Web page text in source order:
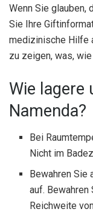
Wenn Sie glauben,
Sie Ihre
medizinische Hilfe
zu zeigen, was,
Wie lagere
Namenda?
Bei
Nicht im
Bewahren Sie
auf.
Reichweite